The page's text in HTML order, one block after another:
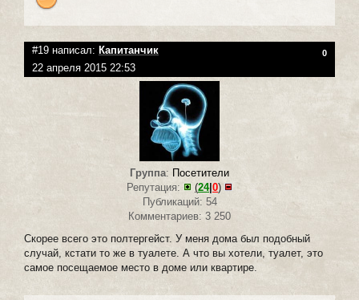
#19 написал: Капитанчик 0
22 апреля 2015 22:53
Группа: Посетители
Репутация:
(24| 0)
Публикаций: 54
Комментариев: 3 250
Скорее всего это полтергейст. У меня дома был подобный
случай, кстати то же в туалете. А что вы хотели, туалет, это
самое посещаемое место в доме или квартире.